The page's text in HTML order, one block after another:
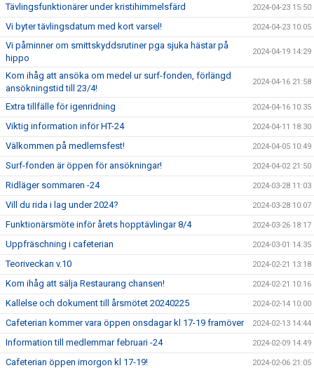
Tävlingsfunktionärer under kristihimmelsfärd 2024-04-23 15:50
Vi byter tävlingsdatum med kort varsel! 2024-04-23 10:05
Vi påminner om smittskyddsrutiner pga sjuka hästar på
hippo
2024-04-19 14:29
Kom ihåg att ansöka om medel ur surf-fonden, förlängd
ansökningstid till 23/4!
2024-04-16 21:58
Extra tillfälle för igenridning 2024-04-16 10:35
Viktig information inför HT-24 2024-04-11 18:30
Välkommen på medlemsfest! 2024-04-05 10:49
Surf-fonden är öppen för ansökningar! 2024-04-02 21:50
Ridläger sommaren -24 2024-03-28 11:03
Vill du rida i lag under 2024? 2024-03-28 10:07
Funktionärsmöte inför årets hopptävlingar 8/4 2024-03-26 18:17
Uppfräschning i cafeterian 2024-03-01 14:35
Teoriveckan v.10 2024-02-21 13:18
Kom ihåg att sälja Restaurang chansen! 2024-02-21 10:16
Kallelse och dokument till årsmötet 20240225 2024-02-14 10:00
Cafeterian kommer vara öppen onsdagar kl 17-19 framöver 2024-02-13 14:44
Information till medlemmar februari -24 2024-02-09 14:49
Cafeterian öppen imorgon kl 17-19! 2024-02-06 21:05